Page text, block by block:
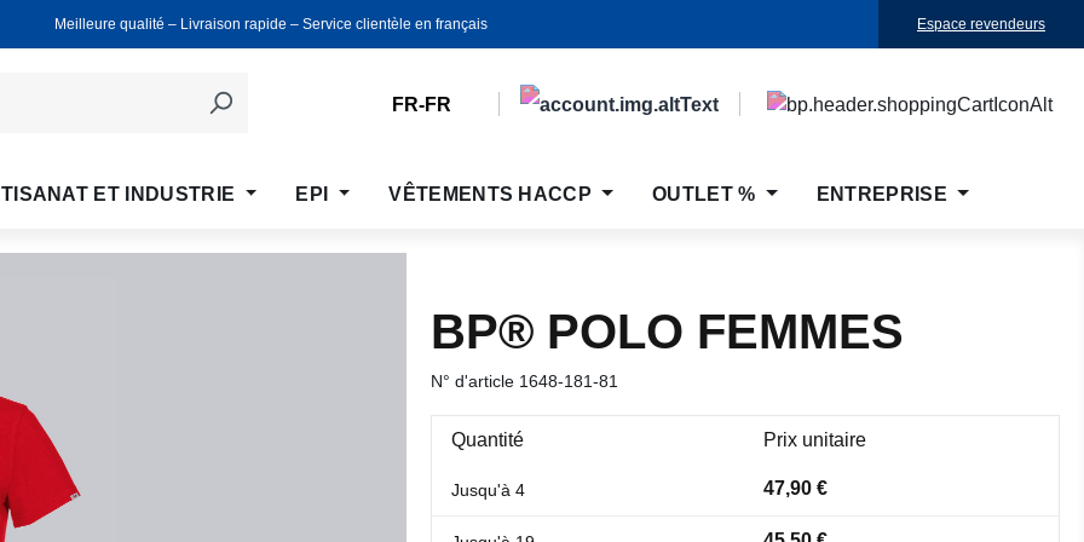
Meilleure qualité ‒ Livraison rapide ‒ Service clientèle en français Espace revendeurs
FR-FR
ET INDUSTRIE EPI VÊTEMENTS HACCP OUTLET % ENTREPRISE
BP® POLO FEMMES
N° d'article 1648-181-81
Quantité Prix unitaire
Jusqu'à 4 47,90 €